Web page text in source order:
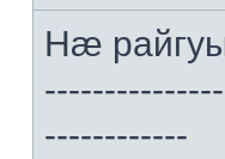
Нæ
------------